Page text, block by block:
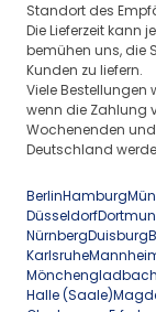
Standort des
Die Lieferzeit kann
bemühen uns, die
Kunden zu liefern.
Viele Bestellungen
wenn die Zahlung
Wochenenden und
Deutschland
BerlinHamburg
Düsseldorf
NürnbergDuisburg
Karlsruhe
Mönchengladbach
Halle (Saale)